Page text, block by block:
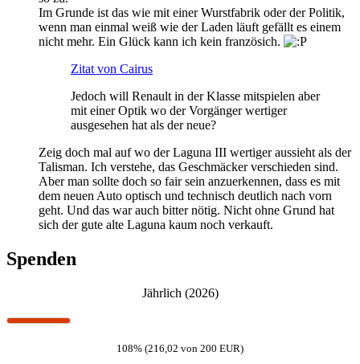
Im Grunde ist das wie mit einer Wurstfabrik oder der Politik,
wenn man einmal weiß wie der Laden läuft gefällt es einem
nicht mehr. Ein Glück kann ich kein französich.
Zitat von Cairus
Jedoch will Renault in der Klasse mitspielen aber
mit einer Optik wo der Vorgänger wertiger
ausgesehen hat als der neue?
Zeig doch mal auf wo der Laguna III wertiger aussieht als der
Talisman. Ich verstehe, das Geschmäcker verschieden sind.
Aber man sollte doch so fair sein anzuerkennen, dass es mit
dem neuen Auto optisch und technisch deutlich nach vorn
geht. Und das war auch bitter nötig. Nicht ohne Grund hat
sich der gute alte Laguna kaum noch verkauft.
Spenden
Jährlich (2026)
108% (216,02 von 200 EUR)